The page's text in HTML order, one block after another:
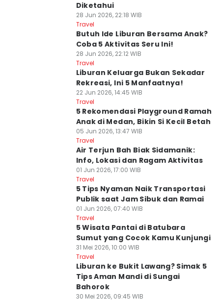
Diketahui
28 Jun 2026, 22:18 WIB
Travel
Butuh Ide Liburan Bersama Anak?
Coba 5 Aktivitas Seru Ini!
28 Jun 2026, 22:12 WIB
Travel
Liburan Keluarga Bukan Sekadar
Rekreasi, Ini 5 Manfaatnya!
22 Jun 2026, 14:45 WIB
Travel
5 Rekomendasi Playground Ramah
Anak di Medan, Bikin Si Kecil Betah
05 Jun 2026, 13:47 WIB
Travel
Air Terjun Bah Biak Sidamanik:
Info, Lokasi dan Ragam Aktivitas
01 Jun 2026, 17:00 WIB
Travel
5 Tips Nyaman Naik Transportasi
Publik saat Jam Sibuk dan Ramai
01 Jun 2026, 07:40 WIB
Travel
5 Wisata Pantai di Batubara
Sumut yang Cocok Kamu Kunjungi
31 Mei 2026, 10:00 WIB
Travel
Liburan ke Bukit Lawang? Simak 5
Tips Aman Mandi di Sungai
Bahorok
30 Mei 2026, 09:45 WIB